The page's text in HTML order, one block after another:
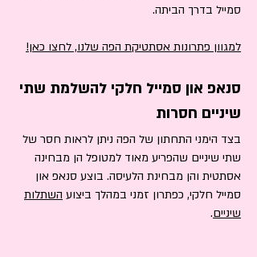
סמייל בדרך הביתה.
למגוון פתרונות אסתטיקת הפה שלנו, לחצו כאן!
סנאפ און סמייל חלקי להשלמת שתי
שיניים חסרות
בצד הימני התחתון של הפה ניתן לראות חסר של
שתי שיניים שהפריע מאוד למטופל הן מבחינה
אסתטית והן מבחינת הלעיסה. בוצע סנאפ און
סמייל חלקי, כפתרון זמני במהלך ביצוע השתלות
שיניים.